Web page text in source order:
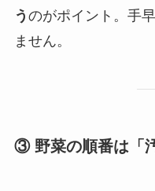
う のがポイント。手
ません。
③ 野菜の順番は「